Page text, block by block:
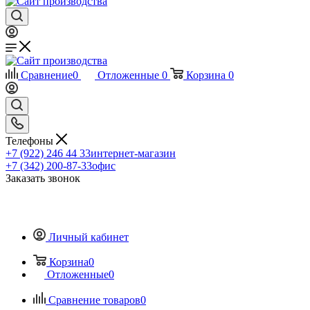
Сравнение0 Отложенные 0 Корзина 0
Телефоны
+7 (922) 246 44 33интернет-магазин
+7 (342) 200-87-33офис
Заказать звонок
Личный кабинет
Корзина0
Отложенные0
Сравнение товаров0